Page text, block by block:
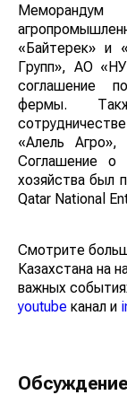
«Байтерек» и
Групп», АО
соглашение
фермы.
«Алель
Соглашение о
хозяйства был
Qatar National
Смотрите
Казахстана на
важных
youtube канал и
Обсуждение